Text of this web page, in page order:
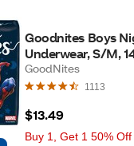
Goodnites Boys
Underwear, S/M,
GoodNites
1113
$13.49
Buy 1, Get 1 50% Off